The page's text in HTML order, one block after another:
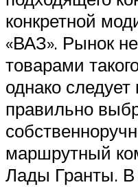
конкретной
«ВАЗ». Рынок
товарами
однако
правильно
маршрутный
Лады Гранты.